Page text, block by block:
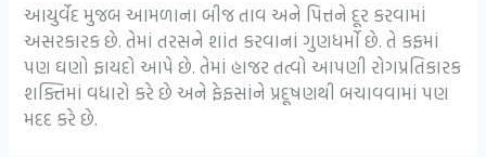
આયુર્વેદ મુજબ આમળાના બીજ તાવ અને પિત્તને દૂર કરવામાં
અસરકારક છે. તેમાં તરસને શાંત કરવાનાં ગુણધર્મો છે. તે કફમાં
પણ ઘણો ફાયદો આપે છે. તેમાં હાજર તત્વો આપણી રોગપ્રતિકારક
શક્તિમાં વધારો કરે છે અને ફેફસાંને પ્રદૂષણથી બચાવવામાં પણ
મદદ કરે છે.